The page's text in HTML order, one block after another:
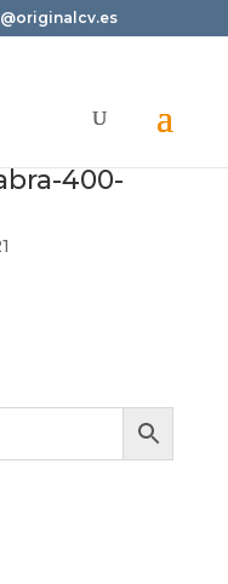
400-